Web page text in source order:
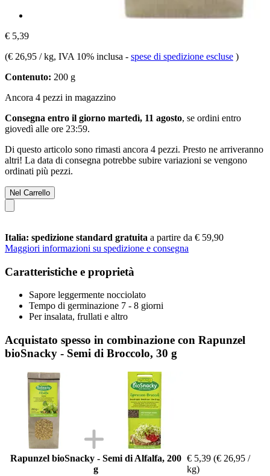
€ 5,39
(€ 26,95 / kg, IVA 10% inclusa - spese di spedizione escluse )
Contenuto: 200 g
Ancora 4 pezzi in magazzino
Consegna entro il giorno martedì, 11 agosto, se ordini entro
giovedì alle ore 23:59.
Di questo articolo sono rimasti ancora 4 pezzi. Presto ne arriveranno
altri! La data di consegna potrebbe subire variazioni se vengono
ordinati più pezzi.
Nel Carrello
Italia: spedizione standard gratuita a partire da € 59,90
Maggiori informazioni su spedizione e consegna
Caratteristiche e proprietà
Sapore leggermente nocciolato
Tempo di germinazione 7 - 8 giorni
Per insalata, frullati e altro
Acquistato spesso in combinazione con Rapunzel
bioSnacky - Semi di Broccolo, 30 g
Rapunzel bioSnacky - Semi di Alfalfa, 200
g
€ 5,39 (€ 26,95 /
kg)